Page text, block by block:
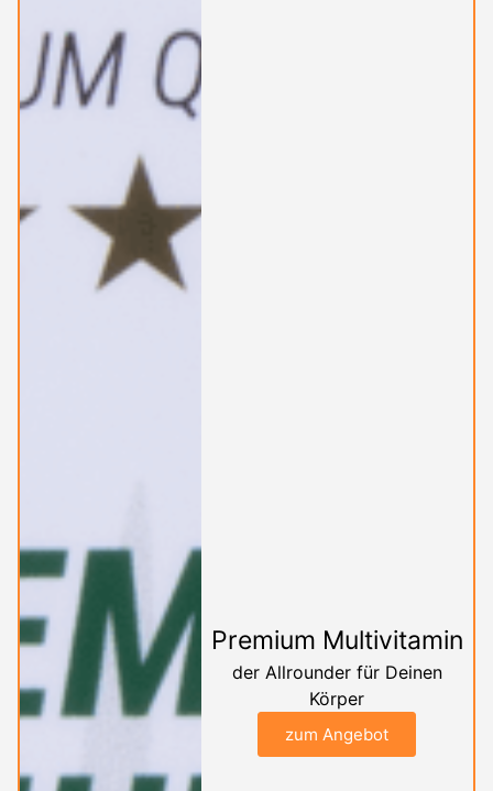
Premium Multivitamin
der Allrounder für Deinen
Körper
zum Angebot